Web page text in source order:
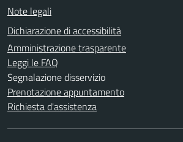
Note legali
Dichiarazione di accessibilità
Amministrazione trasparente
Leggi le FAQ
Segnalazione disservizio
Prenotazione appuntamento
Richiesta d'assistenza